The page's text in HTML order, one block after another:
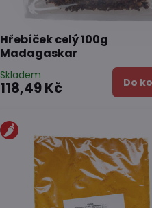
Hřebíček celý 100g
Madagaskar
Skladem
118,49 Kč Do